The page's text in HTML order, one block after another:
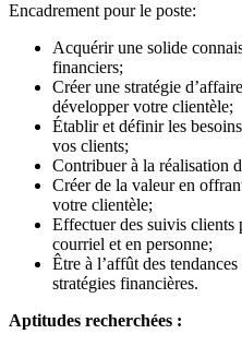
Encadrement pour le poste:
Acquérir une solide
financiers;
Créer une stratégie
développer votre clientèle;
Établir et définir les
vos clients;
Contribuer à la réalisation
Créer de la valeur en
votre clientèle;
Effectuer des suivis clients
courriel et en personne;
Être à l’affût des
stratégies financières.
Aptitudes recherchées :